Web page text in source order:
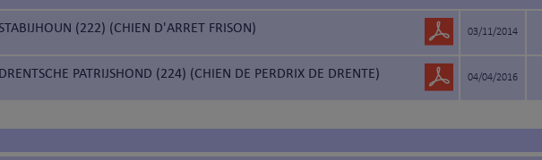
(222) (CHIEN D'ARRET FRISON) 03/11/2014
DRENTSCHE PATRIJSHOND (224) (CHIEN DE PERDRIX DE DRENTE) 04/04/2016